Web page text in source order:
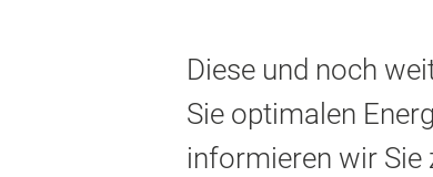
Diese und noch
Sie optimalen
informieren wir Sie